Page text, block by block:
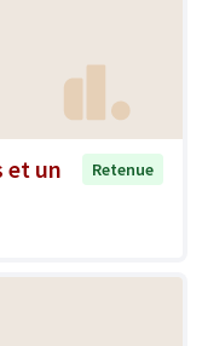
et un
Retenue